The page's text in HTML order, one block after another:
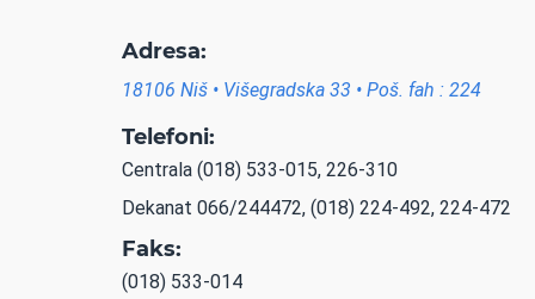
Adresa:
18106 Niš • Višegradska 33 • Poš. fah : 224
Telefoni:
Centrala (018) 533-015, 226-310
Dekanat 066/244472, (018) 224-492, 224-472
Faks:
(018) 533-014